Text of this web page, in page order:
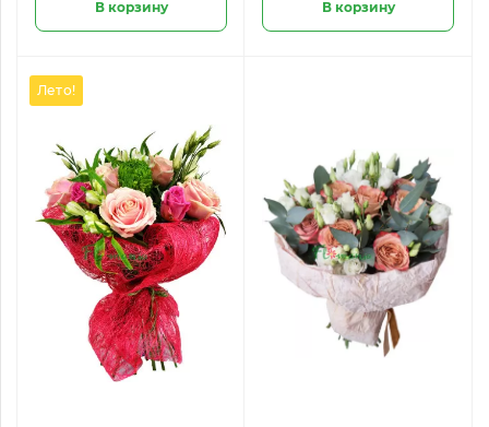
В корзину В корзину
Лето!